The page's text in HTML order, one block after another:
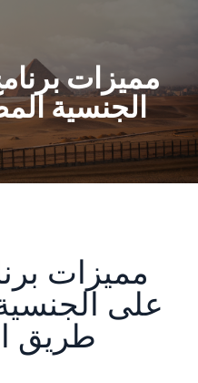
مميزات
الجنسية
مميزات
على
طريق